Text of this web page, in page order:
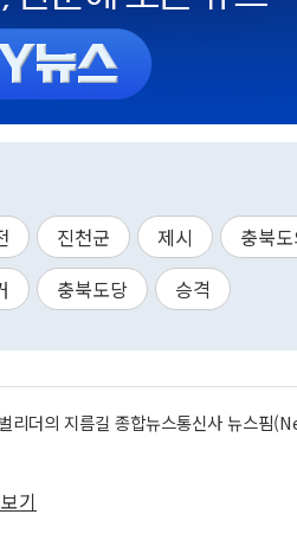
진천군 제시 충북
충북도당 승격
리더의 지름길 종합뉴스통신사 뉴스핌
기